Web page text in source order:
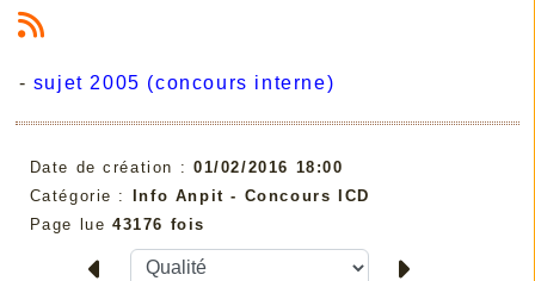
- sujet 2005 (concours interne)
Date de création : 01/02/2016 18:00
Catégorie : Info Anpit - Concours ICD
Page lue 43176 fois